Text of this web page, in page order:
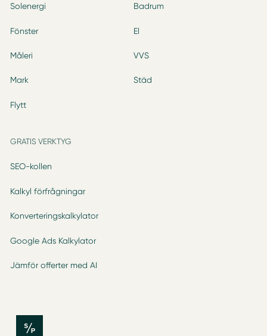
Solenergi Badrum
Fönster El
Måleri VVS
Mark Städ
Flytt
GRATIS VERKTYG
SEO-kollen
Kalkyl förfrågningar
Konverteringskalkylator
Google Ads Kalkylator
Jämför offerter med AI